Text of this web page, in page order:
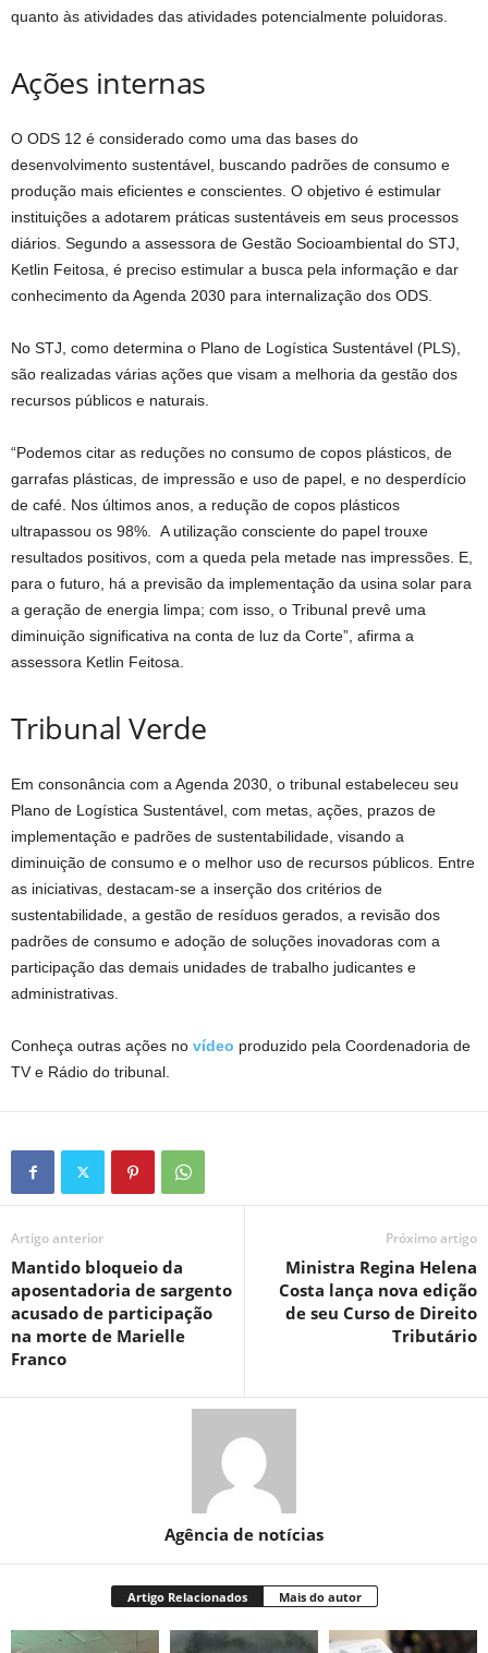
quanto às atividades das atividades potencialmente poluidoras.
Ações intern​as
O ODS 12 é considerado como uma das bases do
desenvolvimento sustentável, buscando padrões de consumo e
produção mais eficientes e conscientes. O objetivo é estimular
instituições a adotarem práticas sustentáveis em seus processos
diários. Segundo a assessora de Gestão Socioambiental do STJ,
Ketlin Feitosa, é preciso estimular a busca pela informação e dar
conhecimento da Agenda 2030 para internalização dos ODS.
No STJ, como determina o Plano de Logística Sustentável (PLS),
são realizadas várias ações que visam a melhoria da gestão dos
recursos públicos e naturais.
“Podemos citar as reduções no consumo de copos plásticos, de
garrafas plásticas, de impressão e uso de papel, e no desperdício
de café. Nos últimos anos, a redução de copos plásticos
ultrapassou os 98%. A utilização consciente do papel trouxe
resultados positivos, com a queda pela metade nas impressões. E,
para o futuro, há a previsão da implementação da usina solar para
a geração de energia limpa; com isso, o Tribunal prevê uma
diminuição significativa na conta de luz da Corte”, afirma a
assessora Ketlin Feitosa.
Tribunal Ver​de
Em consonância com a Agenda 2030, o tribunal estabeleceu seu
Plano de Logística Sustentável, com metas, ações, prazos de
implementação e padrões de sustentabilidade, visando a
diminuição de consumo e o melhor uso de recursos públicos. Entre
as iniciativas, destacam-se a inserção dos critérios de
sustentabilidade, a gestão de resíduos gerados, a revisão dos
padrões de consumo e adoção de soluções inovadoras com a
participação das demais unidades de trabalho judicantes e
administrativas.
Conheça outras ações no vídeo produzido pela Coordenadoria de
TV e Rádio do tribunal.​
Artigo anterior
Mantido bloqueio da
aposentadoria de sargento
acusado de participação
na morte de Marielle
Franco
Próximo artigo
Ministra Regina Helena
Costa lança nova edição
de seu Curso de Direito
Tributário
Agência de notícias
Artigo Relacionados Mais do autor